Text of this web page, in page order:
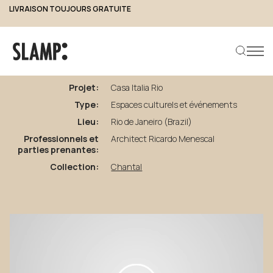
LIVRAISON TOUJOURS GRATUITE
Rechercher un produit
Casa Italia
Projet:
Casa Italia Rio
Type:
Espaces culturels et événements
Lieu:
Rio de Janeiro (Brazil)
Professionnels et
parties prenantes:
Architect Ricardo Menescal
Collection: Chantal